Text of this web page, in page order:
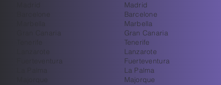
Gran Canaria
Fuerteventura
Madrid
Barcelone
Marbella
Gran Canaria
Tenerife
Lanzarote
Fuerteventura
La Palma
Majorque